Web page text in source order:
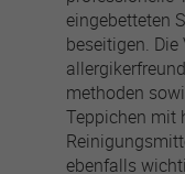
eingebetteten
beseitigen.
methoden
Teppichen mit
ebenfalls